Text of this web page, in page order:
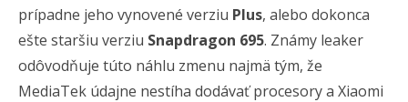
prípadne jeho vynovené verziu Plus, alebo dokonca
ešte staršiu verziu Snapdragon 695. Známy leaker
odôvodňuje túto náhlu zmenu najmä tým, že
MediaTek údajne nestíha dodávať procesory a Xiaomi